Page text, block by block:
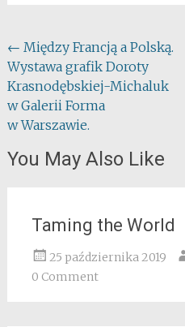
Post
navigation
← Między Francją a Polską.
Wystawa grafik Doroty
Krasnodębskiej-Michaluk
w Galerii Forma
w Warszawie.
You May Also Like
Taming the World
25 października 2019
0 Comment